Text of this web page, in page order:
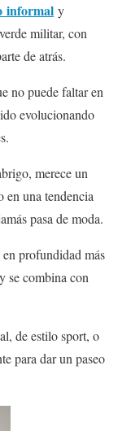
informal y
militar, con
de atrás.
no puede faltar en
evolucionando
merece un
en una tendencia
pasa de moda.
profundidad más
se combina con
de estilo sport, o
para dar un paseo